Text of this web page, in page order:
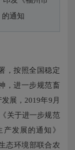
通知
按照全国稳定
，进一步规范畜
展，2019年9月
关于进一步规范
发展的通知》
态环境部联合农